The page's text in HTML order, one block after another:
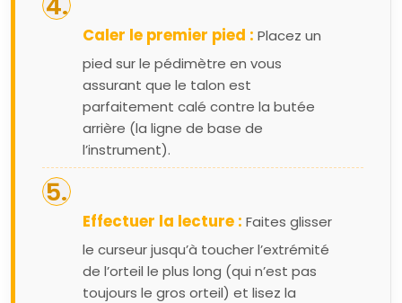
Caler le premier pied : Placez un
pied sur le pédimètre en vous
assurant que le talon est
parfaitement calé contre la butée
arrière (la ligne de base de
l’instrument).
Effectuer la lecture : Faites glisser
le curseur jusqu’à toucher l’extrémité
de l’orteil le plus long (qui n’est pas
toujours le gros orteil) et lisez la